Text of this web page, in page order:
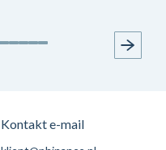
Kontakt e-mail